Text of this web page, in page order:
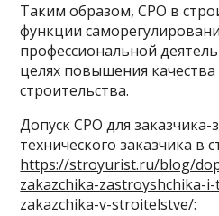
Таким образом, СРО в
функции
профессиональной
целях повышения качества
строительства.
Допуск СРО для
технического заказчика в
https://stroyurist.ru/blog/
zakazchika-zastroyshchika-
zakazchika-v-stroitelstve/: